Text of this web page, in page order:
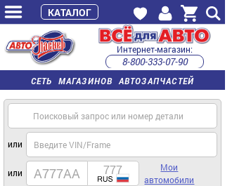
СЕТЬ МАГАЗИНОВ АВТОЗАПЧАСТЕЙ
Интернет-магазин:
8-800-333-07-90
часы работы с 9:00 до 22:00 (пн-пт)
или
или
Мои
автомобили
КАТАЛОГ